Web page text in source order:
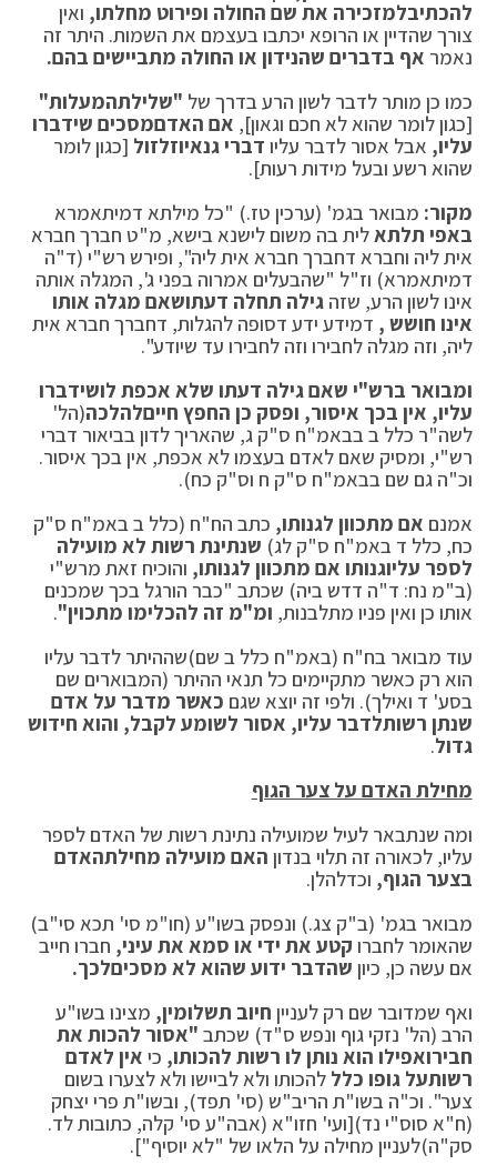
להכתיבלמזכירה את שם החולה ופירוט מחלתו, ואין
צורך שהדיין או הרופא יכתבו בעצמם את השמות. היתר זה
נאמר אף בדברים שהנידון או החולה מתביישים בהם.
כמו כן מותר לדבר לשון הרע בדרך של "שלילתהמעלות"
[כגון לומר שהוא לא חכם וגאון], אם האדםמסכים שידברו
עליו, אבל אסור לדבר עליו דברי גנאיוזלזול [כגון לומר
שהוא רשע ובעל מידות רעות].
מקור: מבואר בגמ' (ערכין טז.) "כל מילתא דמיתאמרא
באפי תלתאלית בה משום לישנא בישא, מ"ט חברך חברא
אית ליה וחברא דחברך חברא אית ליה", ופירש רש"י (ד"ה
דמיתאמרא) וז"ל "שהבעלים אמרוה בפני ג', המגלה אותה
אינו לשון הרע, שזהגילה תחלה דעתושאם מגלה אותו
אינו חושש , דמידע ידע דסופה להגלות, דחברך חברא אית
ליה, וזה מגלה לחבירו וזה לחבירו עד שיודע".
ומבואר ברש"י שאם גילה דעתו שלא אכפת לושידברו
עליו, אין בכך איסור, ופסק כן החפץ חייםלהלכה(הל'
לשה"ר כלל ב בבאמ"ח ס"ק ג, שהאריך לדון בביאור דברי
רש"י, ומסיק שאם לאדם בעצמו לא אכפת, אין בכך איסור.
וכ"ה גם שם בבאמ"ח ס"ק ח וס"ק כח).
אמנם אם מתכוון לגנותו, כתב הח"ח (כלל ב באמ"ח ס"ק
כח, כלל ד באמ"ח ס"ק לג) שנתינת רשות לא מועילה
לספר עליוגנותו אם מתכוון לגנותו, והוכיח זאת מרש"י
(ב"מ נח: ד"ה דדש ביה) שכתב "כבר הורגל בכך שמכנים
אותו כן ואין פניו מתלבנות, ומ"מ זה להכלימו מתכוין".
עוד מבואר בח"ח (באמ"ח כלל ב שם)שההיתר לדבר עליו
הוא רק כאשר מתקיימים כל תנאי ההיתר (המבוארים שם
בסע' ד ואילך). ולפי זה יוצא שגם כאשר מדבר על אדם
שנתן רשותלדבר עליו, אסור לשומע לקבל, והוא חידוש
גדול.
מחילת האדם על צער הגוף
ומה שנתבאר לעיל שמועילה נתינת רשות של האדם לספר
עליו, לכאורה זה תלוי בנדון האם מועילה מחילתהאדם
בצער הגוף, וכדלהלן.
מבואר בגמ' (ב"ק צג.) ונפסק בשו"ע (חו"מ סי' תכא סי"ב)
שהאומר לחברו קטע את ידי או סמא את עיני, חברו חייב
אם עשה כן, כיון שהדבר ידוע שהוא לא מסכיםלכך.
ואף שמדובר שם רק לעניין חיוב תשלומין, מצינו בשו"ע
הרב (הל' נזקי גוף ונפש ס"ד) שכתב "אסור להכות את
חבירואפילו הוא נותן לו רשות להכותו, כי אין לאדם
רשותעל גופו כלל להכותו ולא לביישו ולא לצערו בשום
צער". וכ"ה בשו"ת הריב"ש (סי' תפד), ובשו"ת פרי יצחק
(ח"א סוס"י נד)[ועי' חזו"א (אבה"ע סי' קלה, כתובות לד.
סק"ה)לעניין מחילה על הלאו של "לא יוסיף"].